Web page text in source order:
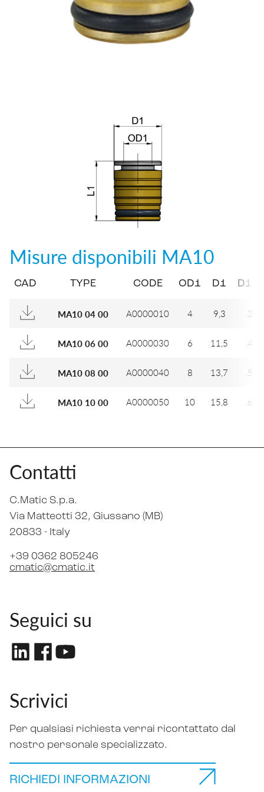
Misure disponibili MA10
CAD TYPE CODE OD1 D1 D1
MA10 04 00 A0000010 4 9,3 .366
MA10 06 00 A0000030 6 11,5 .453
MA10 08 00 A0000040 8 13,7 .539
MA10 10 00 A0000050 10 15,8 .622
Contatti
C.Matic S.p.a.
Via Matteotti 32, Giussano (MB)
20833 - Italy
+39 0362 805246
cmatic@cmatic.it
Seguici su
Scrivici
Per qualsiasi richiesta verrai ricontattato dal
nostro personale specializzato.
RICHIEDI INFORMAZIONI